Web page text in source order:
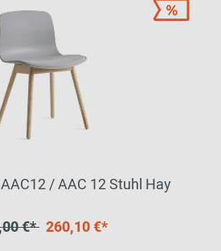
/ AAC 12 Stuhl Hay
€* 260,10 €*